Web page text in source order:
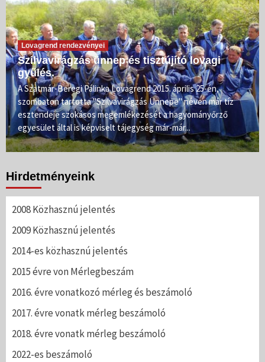
Lovagrend rendezvényei
Szilvavirágzás ünnep és tisztújító lovagi
gyűlés.
A Szatmár-Beregi Pálinka Lovagrend 2015. április 25-én,
szombaton tartotta "Szilvavirágzás Ünnepe" néven már tíz
esztendeje szokásos megemlékezését a hagyományőrző
egyesület által is képviselt tájegység már-már...
Hirdetményeink
2008 Közhasznú jelentés
2009 Közhasznú jelentés
2014-es közhasznú jelentés
2015 évre von Mérlegbeszám
2016. évre vonatkozó mérleg és beszámoló
2017. évre vonatk mérleg beszámoló
2018. évre vonatk mérleg beszámoló
2022-es beszámoló